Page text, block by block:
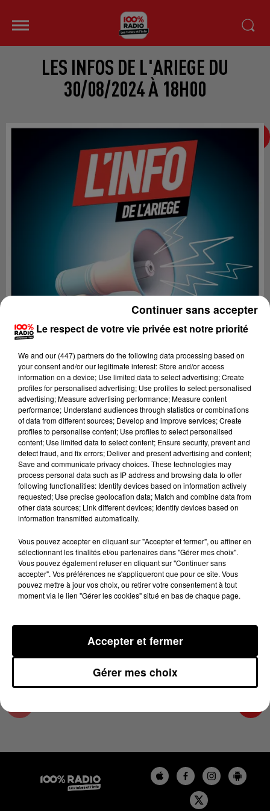
LES INFOS DE L'ARIEGE DU
30/08/2024 À 18H00
Lecture (4 min 17 sec)
100%
100% Radio les infos de l'Ariege
30 août 2024 - 4 min 17 sec
LES INFOS DE L'ARIEGE DU 30/08/2024 À
18H00
Podcasts infos de l'Ariège
Le respect de votre vie privée est notre priorité
We and our (447) partnersdo the following data processing based on
your consent and/or our legitimate interest: Store and/or access
information on a device; Use limited data to select advertising; Create
profiles for personalised advertising; Use profiles to select personalised
advertising; Measure advertising performance; Measure content
performance; Understand audiences through statistics or combinations
of data from different sources; Develop and improve services; Create
profiles to personalise content; Use profiles to select personalised
content; Use limited data to select content; Ensure security, prevent and
detect fraud, and fix errors; Deliver and present advertising and content;
Save and communicate privacy choices. These technologies may
process personal data such as IP address and browsing data to offer
following functionalities: Identify devices based on information actively
requested; Use precise geolocation data; Match and combine data from
other data sources; Link different devices; Identify devices based on
information transmitted automatically.
Vous pouvez accepter en cliquant sur "Accepter et fermer", ou affiner en
sélectionnant les finalités et/ou partenaires dans "Gérer mes choix".
Vous pouvez également refuser en cliquant sur "Continuer sans
accepter". Vos préférences ne s'appliqueront que pour ce site. Vous
pouvez mettre à jour vos choix, ou retirer votre consentement à tout
moment via le lien "Gérer les cookies" situé en bas de chaque page.
Gérer mes choix
Accepter et fermer
Continuer sans accepter